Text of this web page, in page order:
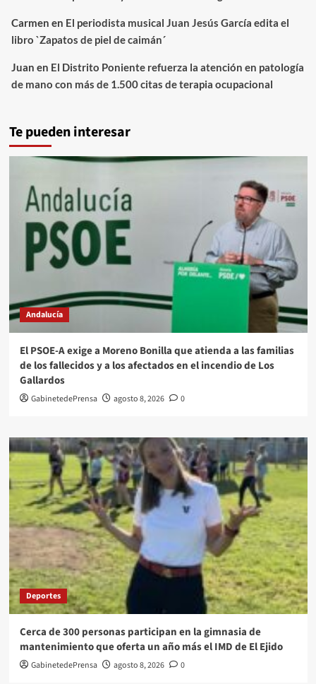
Carmen en El periodista musical Juan Jesús García edita el
libro `Zapatos de piel de caimán´
Juan en El Distrito Poniente refuerza la atención en patología
de mano con más de 1.500 citas de terapia ocupacional
Te pueden interesar
Andalucía
El PSOE-A exige a Moreno Bonilla que atienda a las familias
de los fallecidos y a los afectados en el incendio de Los
Gallardos
GabinetedePrensa agosto 8, 2026 0
Deportes
Cerca de 300 personas participan en la gimnasia de
mantenimiento que oferta un año más el IMD de El Ejido
GabinetedePrensa agosto 8, 2026 0